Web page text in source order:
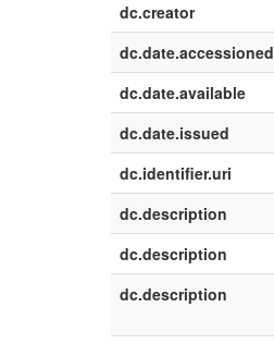
dc.creator
dc.date.accessioned
dc.date.available
dc.date.issued
dc.identifier.uri
dc.description
dc.description
dc.description